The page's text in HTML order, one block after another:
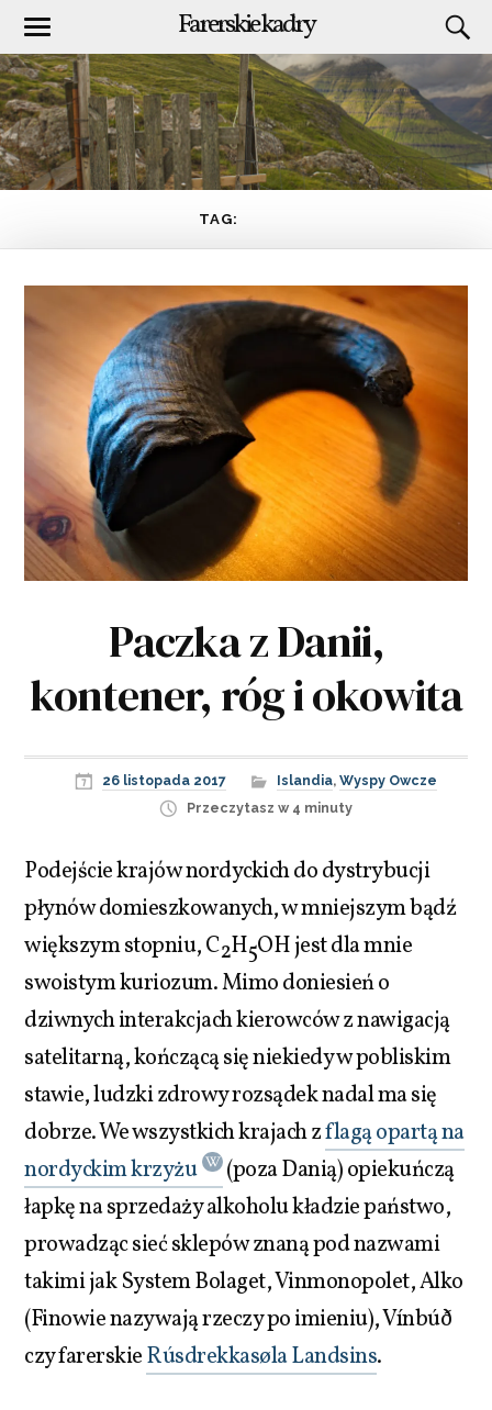
Farerskie kadry
TAG:
Paczka z Danii,
kontener, róg i okowita
26 listopada 2017 Islandia, Wyspy Owcze
Przeczytasz w 4 minuty
Podejście krajów nordyckich do dystrybucji
płynów domieszkowanych, w mniejszym bądź
większym stopniu, C2H5OH jest dla mnie
swoistym kuriozum. Mimo doniesień o
dziwnych interakcjach kierowców z nawigacją
satelitarną, kończącą się niekiedy w pobliskim
stawie, ludzki zdrowy rozsądek nadal ma się
dobrze. We wszystkich krajach zflagą opartą na
nordyckim krzyżu
(poza Danią) opiekuńczą
łapkę na sprzedaży alkoholu kładzie państwo,
prowadząc sieć sklepów znaną pod nazwami
takimi jak System Bolaget, Vinmonopolet, Alko
(Finowie nazywają rzeczy po imieniu), Vínbúð
czy farerskieRúsdrekkasøla Landsins.